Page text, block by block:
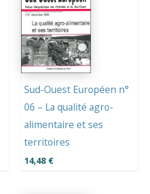
Sud-Ouest Européen n°
06 – La qualité agro-
alimentaire et ses
territoires
14,48 €